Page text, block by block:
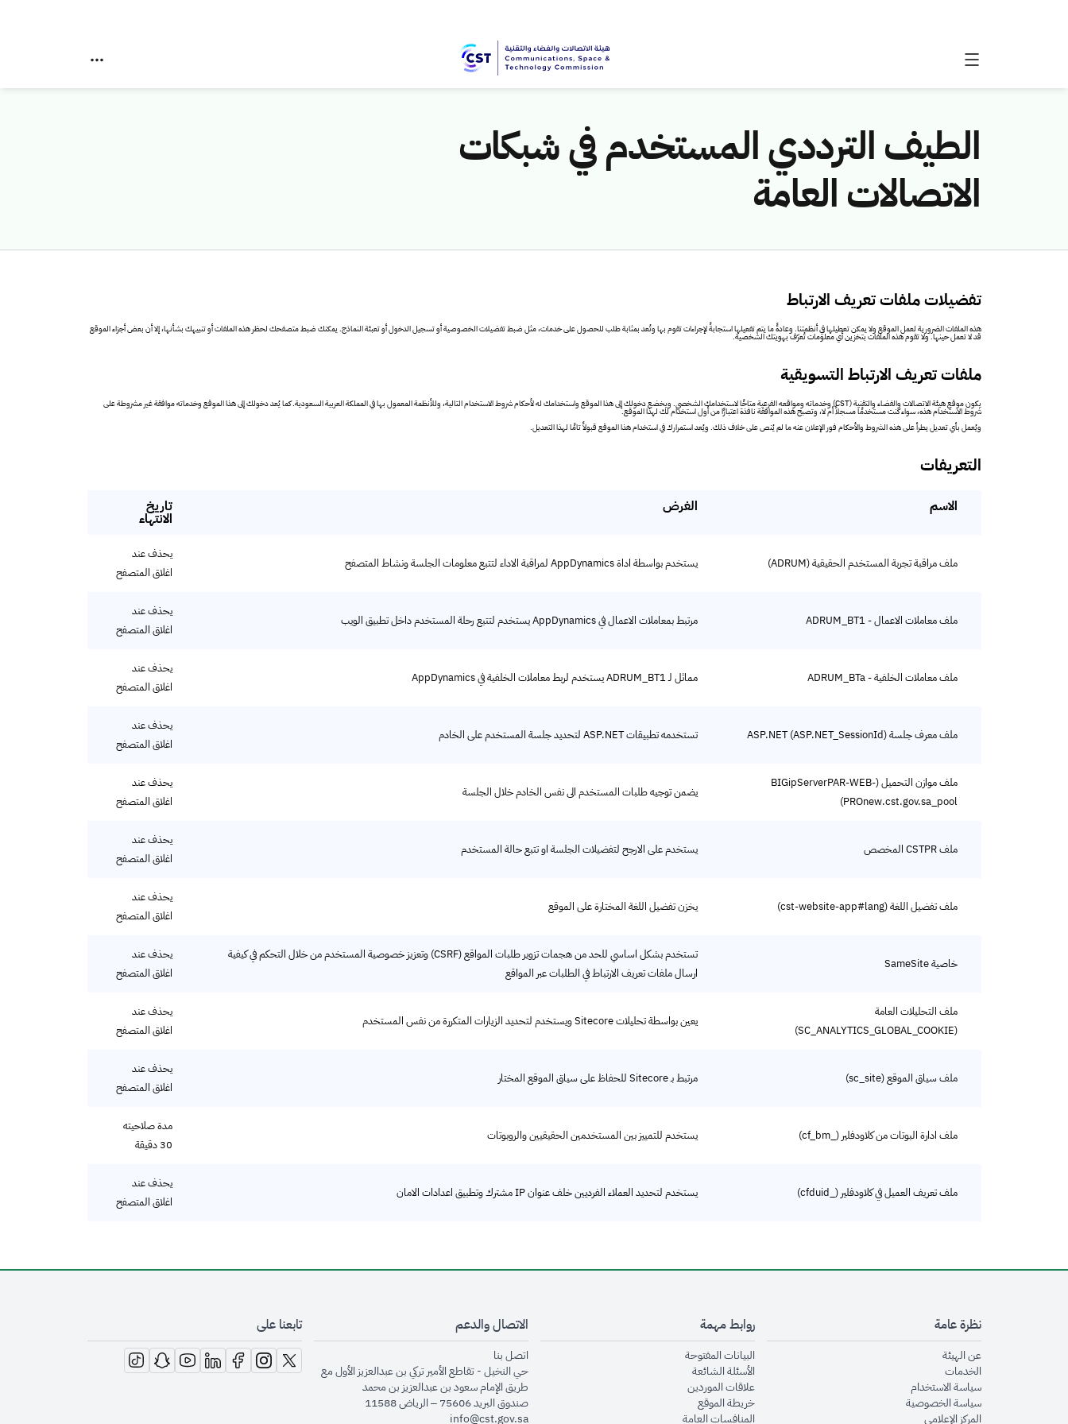
الطيف الترددي المستخدم في شبكات
الاتصالات العامة
تفضيلات ملفات تعريف الارتباط
هذه الملفات الضرورية لعمل الموقع ولا يمكن تعطيلها في أنظمتنا. وعادةً ما يتم تفعيلها استجابةً لإجراءات تقوم بها وتُعد بمثابة طلب للحصول على خدمات، مثل ضبط تفضيلات الخصوصية أو تسجيل الدخول أو تعبئة النماذج. يمكنك ضبط متصفحك لحظر هذه الملفات أو تنبيهك بشأنها، إلا أن بعض أجزاء الموقع
قد لا تعمل حينها. ولا تقوم هذه الملفات بتخزين أي معلومات تُعرّف بهويتك الشخصية.
ملفات تعريف الارتباط التسويقية
يكون موقع هيئة الاتصالات والفضاء والتقنية (CST) وخدماته ومواقعه الفرعية متاحًا لاستخدامك الشخصي. ويخضع دخولك إلى هذا الموقع واستخدامك له لأحكام شروط الاستخدام التالية، وللأنظمة المعمول بها في المملكة العربية السعودية. كما يُعد دخولك إلى هذا الموقع وخدماته موافقة غير مشروطة على
شروط الاستخدام هذه، سواء كنت مستخدمًا مسجلاً أم لا، وتصبح هذه الموافقة نافذة اعتبارًا من أول استخدام لك لهذا الموقع.
ويُعمل بأي تعديل يطرأ على هذه الشروط والأحكام فور الإعلان عنه ما لم يُنص على خلاف ذلك. ويُعد استمرارك في استخدام هذا الموقع قبولاً تامًا لهذا التعديل.
التعريفات
الاسم الغرض تاريخ
الانتهاء
ملف مراقبة تجربة المستخدم الحقيقية (ADRUM) يستخدم بواسطة اداة AppDynamics لمراقبة الاداء لتتبع معلومات الجلسة ونشاط المتصفح
يحذف عند
اغلاق المتصفح
ملف معاملات الاعمال - ADRUM_BT1 مرتبط بمعاملات الاعمال في AppDynamics يستخدم لتتبع رحلة المستخدم داخل تطبيق الويب
يحذف عند
اغلاق المتصفح
ملف معاملات الخلفية - ADRUM_BTa مماثل لـ ADRUM_BT1 يستخدم لربط معاملات الخلفية في AppDynamics
يحذف عند
اغلاق المتصفح
ملف معرف جلسة ASP.NET (ASP.NET_SessionId) تستخدمه تطبيقات ASP.NET لتحديد جلسة المستخدم على الخادم
يحذف عند
اغلاق المتصفح
ملف موازن التحميل (BIGipServerPAR-WEB-
PROnew.cst.gov.sa_pool)
يضمن توجيه طلبات المستخدم الى نفس الخادم خلال الجلسة
يحذف عند
اغلاق المتصفح
ملف CSTPR المخصص يستخدم على الارجح لتفضيلات الجلسة او تتبع حالة المستخدم
يحذف عند
اغلاق المتصفح
ملف تفضيل اللغة (cst-website-app#lang) يخزن تفضيل اللغة المختارة على الموقع
يحذف عند
اغلاق المتصفح
خاصية SameSite
تستخدم بشكل اساسي للحد من هجمات تزوير طلبات المواقع (CSRF) وتعزيز خصوصية المستخدم من خلال التحكم في كيفية
ارسال ملفات تعريف الارتباط في الطلبات عبر المواقع
يحذف عند
اغلاق المتصفح
ملف التحليلات العامة
(SC_ANALYTICS_GLOBAL_COOKIE)
يعين بواسطة تحليلات Sitecore ويستخدم لتحديد الزيارات المتكررة من نفس المستخدم
يحذف عند
اغلاق المتصفح
ملف سياق الموقع (sc_site) مرتبط بـ Sitecore للحفاظ على سياق الموقع المختار
يحذف عند
اغلاق المتصفح
ملف ادارة البوتات من كلاودفلير (_cf_bm) يستخدم للتمييز بين المستخدمين الحقيقيين والروبوتات
مدة صلاحيته
30 دقيقة
ملف تعريف العميل في كلاودفلير (_cfduid) يستخدم لتحديد العملاء الفرديين خلف عنوان IP مشترك وتطبيق اعدادات الامان
يحذف عند
اغلاق المتصفح
نظرة عامة
عن الهيئةopens in new window
الخدماتopens in new window
سياسة الاستخدام
سياسة الخصوصيةopens in new window
المركز الإعلاميopens in new window
روابط مهمة
البيانات المفتوحةopens in new window
الأسئلة الشائعةopens in new window
علاقات الموردينopens in new window
خريطة الموقعopens in new window
المنافسات العامةopens in new window
الاتصال والدعم
اتصل بنا
حي النخيل - تقاطع الأمير تركي بن عبدالعزيز الأول مع
طريق الإمام سعود بن عبدالعزيز بن محمد
صندوق البريد 75606 – الرياض 11588
info@cst.gov.sa
تابعنا على
opens in new window
opens in new window
opens in new window
opens in new window
opens in new window
opens in new window
opens in new window